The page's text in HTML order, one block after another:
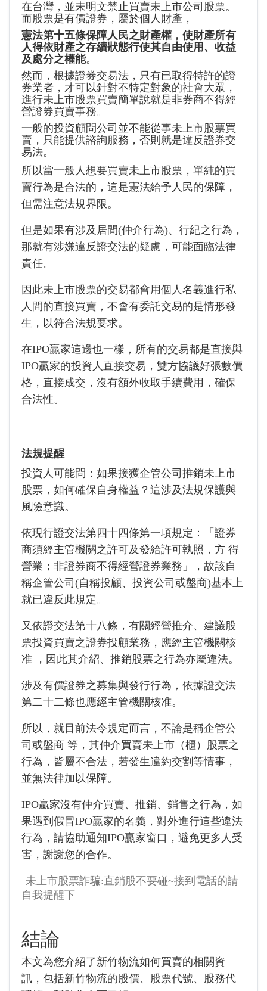
在台灣，並未明文禁止買賣未上市公司股票。
而股票是有價證券，屬於個人財產，
憲法第十五條保障人民之財產權，使財產所有
人得依財產之存續狀態行使其自由使用、收益
及處分之權能。
然而，根據證券交易法，只有已取得特許的證
券業者，才可以針對不特定對象的社會大眾，
進行未上市股票買賣簡單說就是非券商不得經
營證券買賣事務。
一般的投資顧問公司並不能從事未上市股票買
賣，只能提供諮詢服務，否則就是違反證券交
易法。
所以當一般人想要買賣未上市股票，單純的買
賣行為是合法的，這是憲法給予人民的保障，
但需注意法規界限。
但是如果有涉及居間(仲介行為)、行紀之行為，
那就有涉嫌違反證交法的疑慮，可能面臨法律
責任。
因此未上市股票的交易都會用個人名義進行私
人間的直接買賣，不會有委託交易的是情形發
生，以符合法規要求。
在IPO贏家這邊也一樣，所有的交易都是直接與
IPO贏家的投資人直接交易，雙方協議好張數價
格，直接成交，沒有額外收取手續費用，確保
合法性。
法規提醒
投資人可能問：如果接獲企管公司推銷未上市
股票，如何確保自身權益？這涉及法規保護與
風險意識。
依現行證交法第四十四條第一項規定：「證券
商須經主管機關之許可及發給許可執照，方 得
營業；非證券商不得經營證券業務」，故該自
稱企管公司(自稱投顧、投資公司或盤商)基本上
就已違反此規定。
又依證交法第十八條，有關經營推介、建議股
票投資買賣之證券投顧業務，應經主管機關核
准 ，因此其介紹、推銷股票之行為亦屬違法。
涉及有價證券之募集與發行行為，依據證交法
第二十二條也應經主管機關核准。
所以，就目前法令規定而言，不論是稱企管公
司或盤商 等，其仲介買賣未上市（櫃）股票之
行為，皆屬不合法，若發生違約交割等情事，
並無法律加以保障。
IPO贏家沒有仲介買賣、推銷、銷售之行為，如
果遇到假冒IPO贏家的名義，對外進行這些違法
行為，請協助通知IPO贏家窗口，避免更多人受
害，謝謝您的合作。
未上市股票詐騙:直銷股不要碰~接到電話的請
自我提醒下
結論
本文為您介紹了新竹物流如何買賣的相關資
訊，包括新竹物流的股價、股票代號、股務代